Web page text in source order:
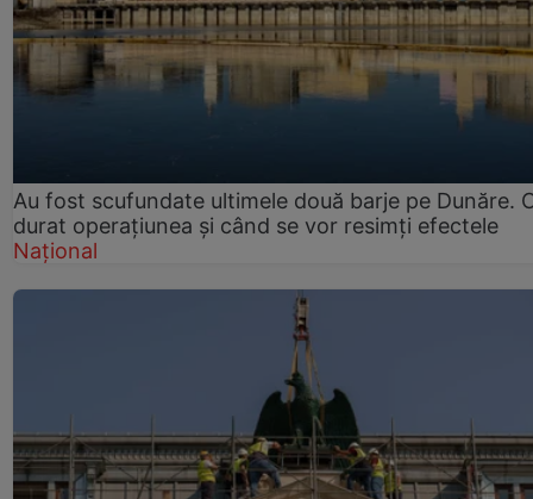
Au fost scufundate ultimele două barje pe Dunăre.
durat operațiunea și când se vor resimți efectele
Național